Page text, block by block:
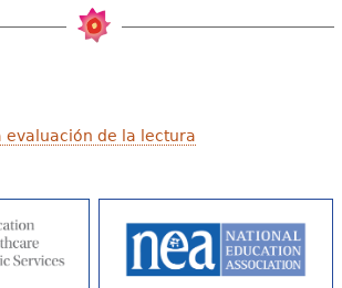
evaluación de la lectura